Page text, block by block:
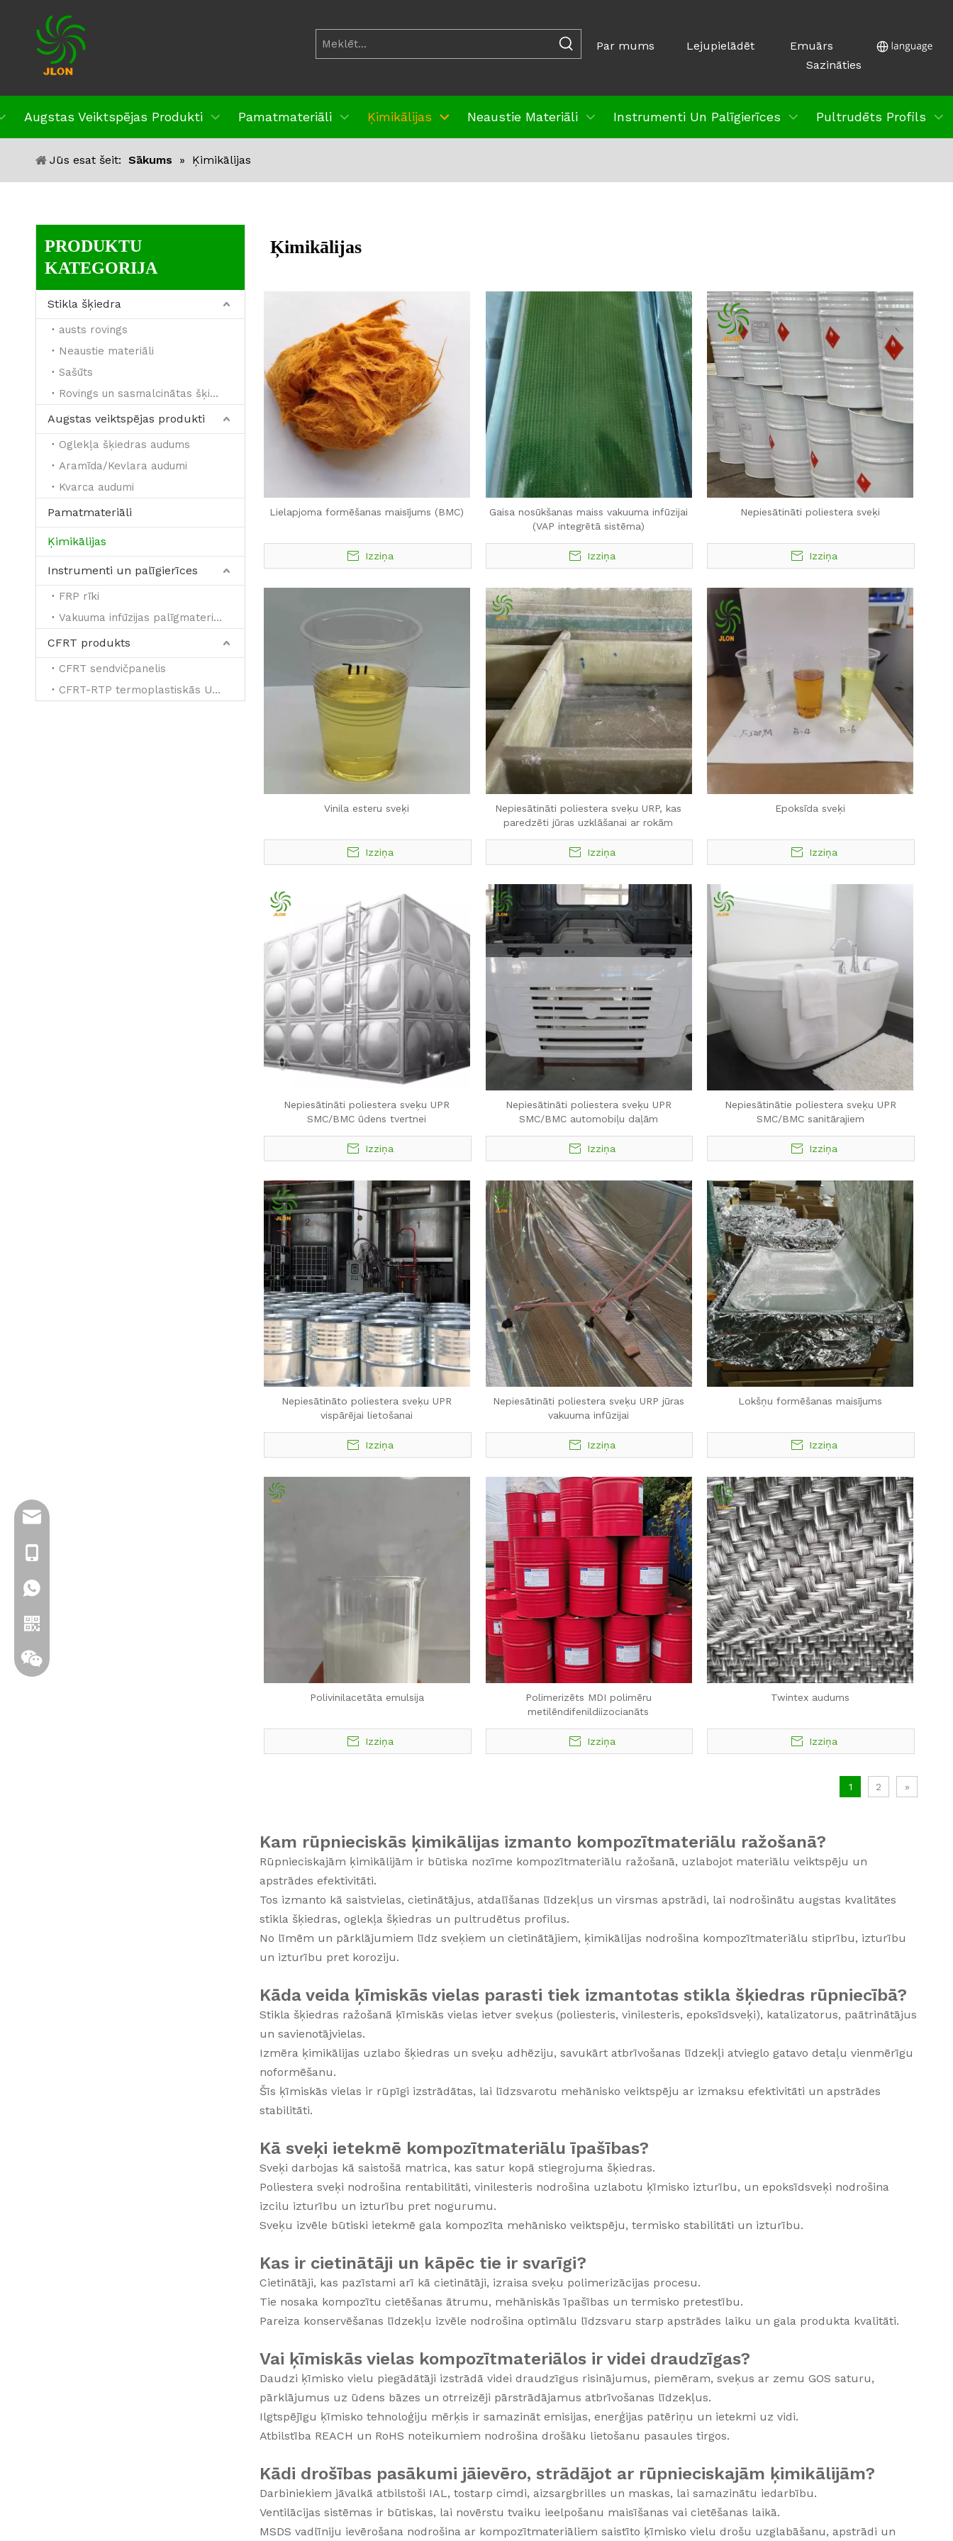
Par mums Lejupielādēt
Emuārs
Sazināties
Augstas Veiktspējas Produkti Pamatmateriāli Ķimikālijas Neaustie Materiāli Instrumenti Un Palīgierīces Pultrudēts Profils
Jūs esat šeit: Sākums » Ķimikālijas
PRODUKTU
KATEGORIJA
Stikla šķiedra
austs rovings
Neaustie materiāli
Sašūts
Rovings un sasmalcinātas šķipsnas
Augstas veiktspējas produkti
Oglekļa šķiedras audums
Aramīda/Kevlara audumi
Kvarca audumi
Pamatmateriāli
Ķimikālijas
Instrumenti un palīgierīces
FRP rīki
Vakuuma infūzijas palīgmateriāli
CFRT produkts
CFRT sendvičpanelis
CFRT-RTP termoplastiskās UD lentes pastiprinātai
Ķimikālijas
Lielapjoma formēšanas maisījums (BMC)
Izziņa
Gaisa nosūkšanas maiss vakuuma infūzijai
(VAP integrētā sistēma)
Izziņa
Nepiesātināti poliestera sveķi
Izziņa
Vinila esteru sveķi
Izziņa
Nepiesātināti poliestera sveķu URP, kas
paredzēti jūras uzklāšanai ar rokām
Izziņa
Epoksīda sveķi
Izziņa
Nepiesātināti poliestera sveķu UPR
SMC/BMC ūdens tvertnei
Izziņa
Nepiesātināti poliestera sveķu UPR
SMC/BMC automobiļu daļām
Izziņa
Nepiesātinātie poliestera sveķu UPR
SMC/BMC sanitārajiem
Izziņa
Nepiesātināto poliestera sveķu UPR
vispārējai lietošanai
Izziņa
Nepiesātināti poliestera sveķu URP jūras
vakuuma infūzijai
Izziņa
Lokšņu formēšanas maisījums
Izziņa
Polivinilacetāta emulsija
Izziņa
Polimerizēts MDI polimēru
metilēndifenildiizocianāts
Izziņa
Twintex audums
Izziņa
1 2 »
Kam rūpnieciskās ķimikālijas izmanto kompozītmateriālu ražošanā?
Rūpnieciskajām ķimikālijām ir būtiska nozīme kompozītmateriālu ražošanā, uzlabojot materiālu veiktspēju un
apstrādes efektivitāti.
Tos izmanto kā saistvielas, cietinātājus, atdalīšanas līdzekļus un virsmas apstrādi, lai nodrošinātu augstas kvalitātes
stikla šķiedras, oglekļa šķiedras un pultrudētus profilus.
No līmēm un pārklājumiem līdz sveķiem un cietinātājiem, ķimikālijas nodrošina kompozītmateriālu stiprību, izturību
un izturību pret koroziju.
Kāda veida ķīmiskās vielas parasti tiek izmantotas stikla šķiedras rūpniecībā?
Stikla šķiedras ražošanā ķīmiskās vielas ietver sveķus (poliesteris, vinilesteris, epoksīdsveķi), katalizatorus, paātrinātājus
un savienotājvielas.
Izmēra ķimikālijas uzlabo šķiedras un sveķu adhēziju, savukārt atbrīvošanas līdzekļi atvieglo gatavo detaļu vienmērīgu
noformēšanu.
Šīs ķīmiskās vielas ir rūpīgi izstrādātas, lai līdzsvarotu mehānisko veiktspēju ar izmaksu efektivitāti un apstrādes
stabilitāti.
Kā sveķi ietekmē kompozītmateriālu īpašības?
Sveķi darbojas kā saistošā matrica, kas satur kopā stiegrojuma šķiedras.
Poliestera sveķi nodrošina rentabilitāti, vinilesteris nodrošina uzlabotu ķīmisko izturību, un epoksīdsveķi nodrošina
izcilu izturību un izturību pret nogurumu.
Sveķu izvēle būtiski ietekmē gala kompozīta mehānisko veiktspēju, termisko stabilitāti un izturību.
Kas ir cietinātāji un kāpēc tie ir svarīgi?
Cietinātāji, kas pazīstami arī kā cietinātāji, izraisa sveķu polimerizācijas procesu.
Tie nosaka kompozītu cietēšanas ātrumu, mehāniskās īpašības un termisko pretestību.
Pareiza konservēšanas līdzekļu izvēle nodrošina optimālu līdzsvaru starp apstrādes laiku un gala produkta kvalitāti.
Vai ķīmiskās vielas kompozītmateriālos ir videi draudzīgas?
Daudzi ķīmisko vielu piegādātāji izstrādā videi draudzīgus risinājumus, piemēram, sveķus ar zemu GOS saturu,
pārklājumus uz ūdens bāzes un otrreizēji pārstrādājamus atbrīvošanas līdzekļus.
Ilgtspējīgu ķīmisko tehnoloģiju mērķis ir samazināt emisijas, enerģijas patēriņu un ietekmi uz vidi.
Atbilstība REACH un RoHS noteikumiem nodrošina drošāku lietošanu pasaules tirgos.
Kādi drošības pasākumi jāievēro, strādājot ar rūpnieciskajām ķimikālijām?
Darbiniekiem jāvalkā atbilstoši IAL, tostarp cimdi, aizsargbrilles un maskas, lai samazinātu iedarbību.
Ventilācijas sistēmas ir būtiskas, lai novērstu tvaiku ieelpošanu maisīšanas vai cietēšanas laikā.
MSDS vadlīniju ievērošana nodrošina ar kompozītmateriāliem saistīto ķīmisko vielu drošu uzglabāšanu, apstrādi un